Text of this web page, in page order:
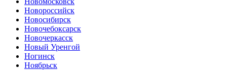
Новороссийск
Новосибирск
Новочебоксарск
Новочеркасск
Новый Уренгой
Ногинск
Ноябрьск